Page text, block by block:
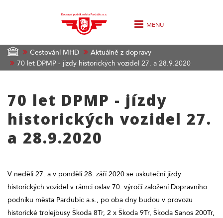
MENU
Cestování MHD
Aktuálně z dopravy
70 let DPMP - jízdy historických vozidel 27. a 28.9.2020
70 let DPMP - jízdy
historických vozidel 27.
a 28.9.2020
V neděli 27. a v pondělí 28. září 2020 se uskuteční jízdy
historických vozidel v rámci oslav 70. výročí založení Dopravního
podniku města Pardubic a.s., po oba dny budou v provozu
historické trolejbusy Škoda 8Tr, 2 x Škoda 9Tr, Škoda Sanos 200Tr,